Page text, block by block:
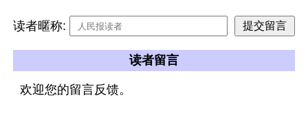
读者暱称:
读者留言
欢迎您的留言反馈。